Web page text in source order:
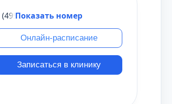
(495) 431-69-47
Показать номер
Онлайн-расписание
Записаться в клинику